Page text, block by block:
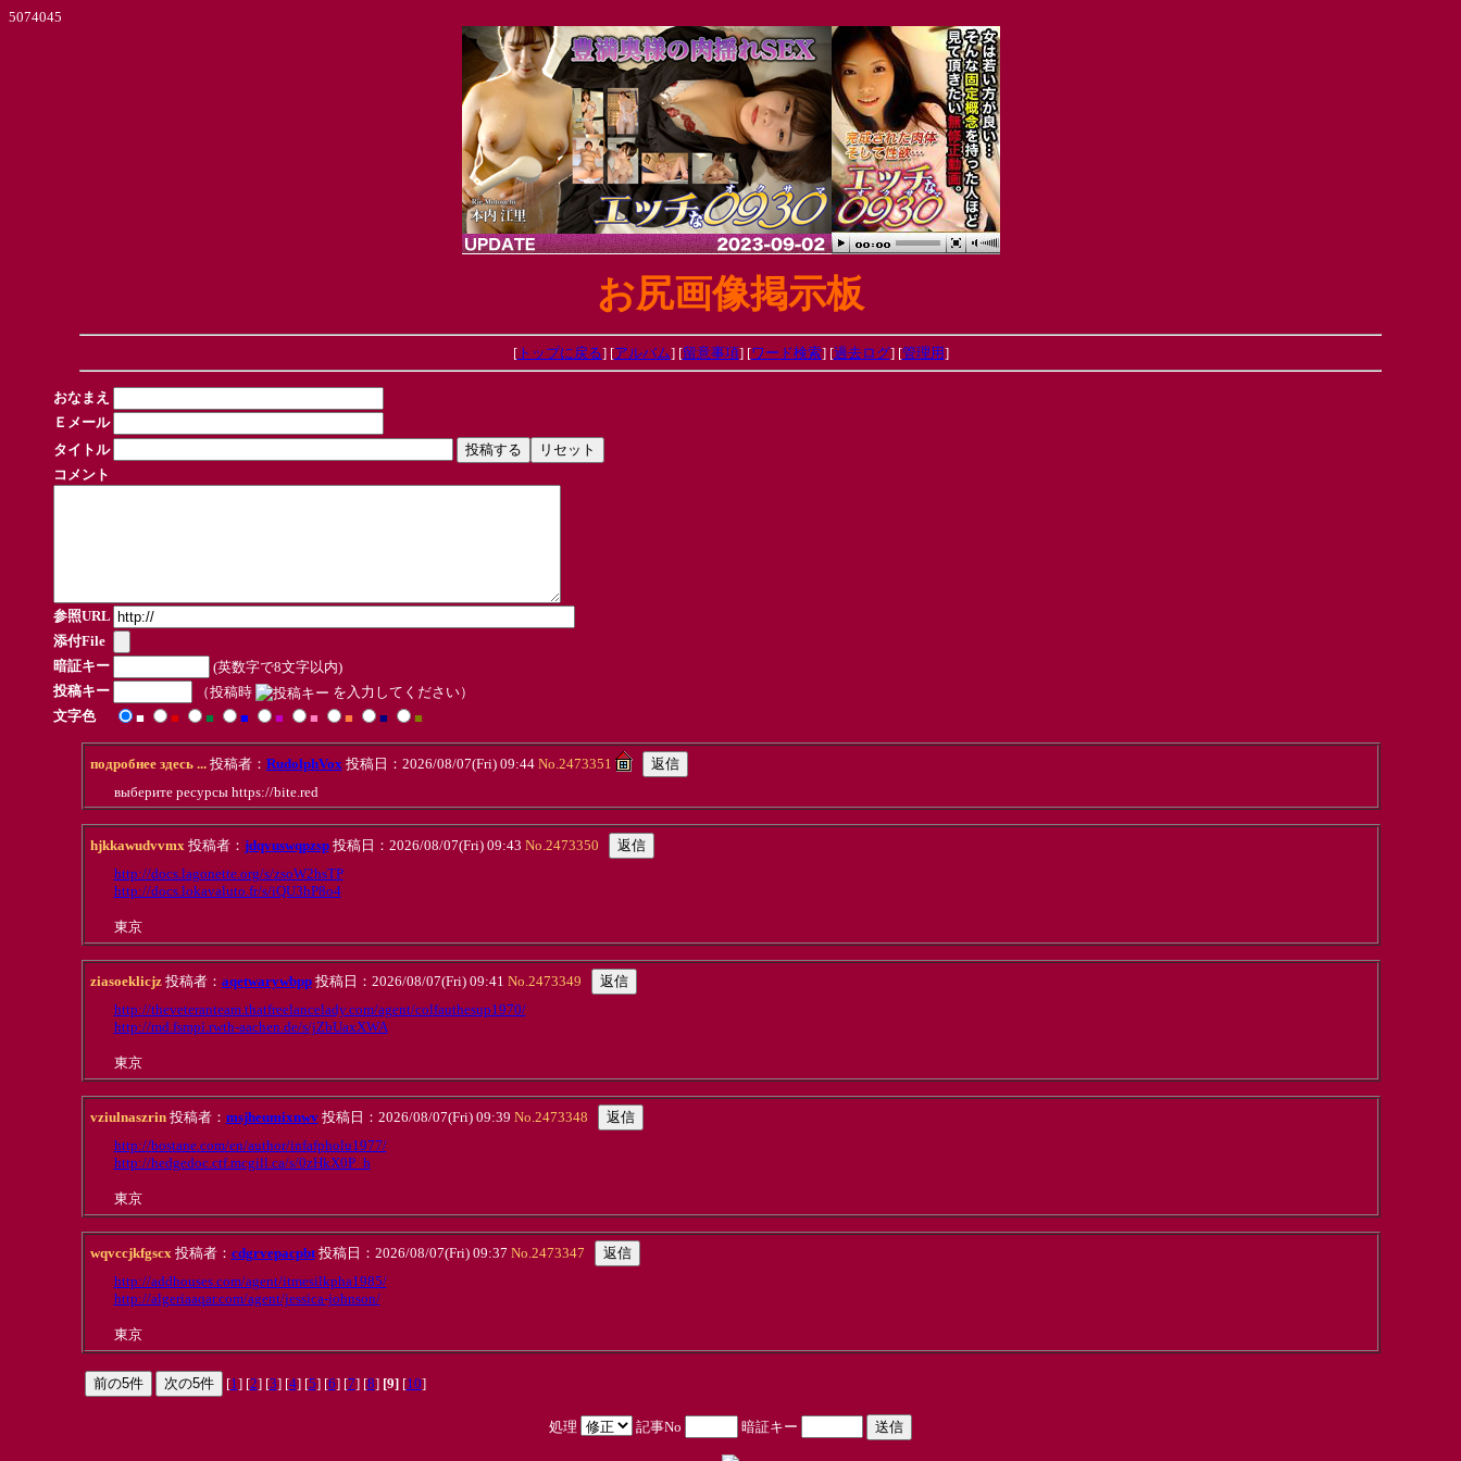
5074045
お尻画像掲示板
[トップに戻る] [アルバム] [留意事項] [ワード検索] [過去ログ] [管理用]
おなまえ
Ｅメール
タイトル
コメント
参照URL
添付File
暗証キー
(英数字で8文字以内)
投稿キー
（投稿時
を入力してください）
文字色
■ ■ ■ ■ ■ ■ ■ ■ ■
подробнее здесь ...投稿者： RudolphVox投稿日：2026/08/07(Fri) 09:44 No.2473351
выберите ресурсы https://bite.red
hjkkawudvvmx投稿者： jdqvuswqpzsp投稿日：2026/08/07(Fri) 09:43 No.2473350
http://docs.lagonette.org/s/zsoW2hsTP
http://docs.lokavaluto.fr/s/iQU3hP8o4
東京
ziasoeklicjz投稿者： aqetwarywbpp投稿日：2026/08/07(Fri) 09:41 No.2473349
http://theveteranteam.thatfreelancelady.com/agent/colfauthesup1970/
http://md.fsmpi.rwth-aachen.de/s/jZbUaxXWA
東京
vziulnaszrin投稿者： msjheumixnwv投稿日：2026/08/07(Fri) 09:39 No.2473348
http://bostane.com/en/author/infafpholu1977/
http://hedgedoc.ctf.mcgill.ca/s/0zHkX0P_h
東京
wqvccjkfgscx投稿者： cdgrvepacpbt投稿日：2026/08/07(Fri) 09:37 No.2473347
http://addhouses.com/agent/itmesilkpha1985/
http://algeriaaqar.com/agent/jessica-johnson/
東京
[1] [2] [3] [4] [5] [6] [7] [8] [9][10]
処理 記事No 暗証キー